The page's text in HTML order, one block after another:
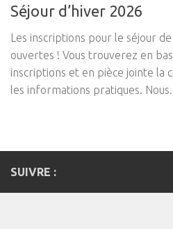
Séjour d’hiver 2026
Les inscriptions pour le séjour
ouvertes ! Vous trouverez en
inscriptions et en pièce jointe la
les informations pratiques.
SUIVRE :